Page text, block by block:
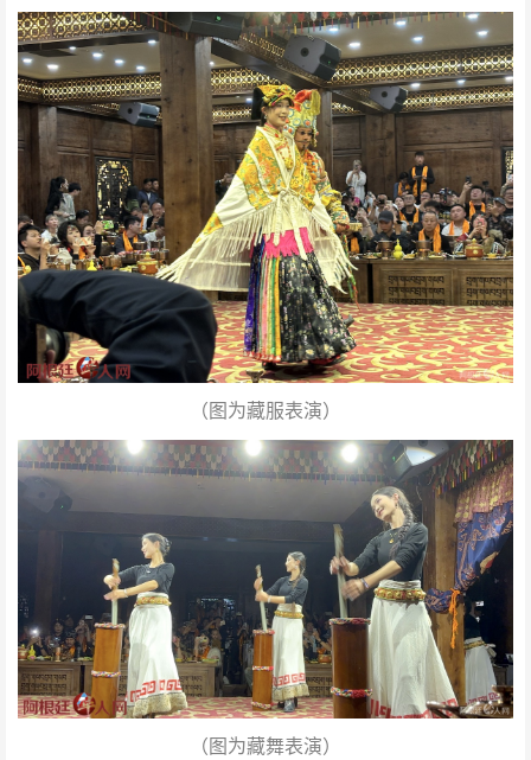
（图为藏服表演）
（图为藏舞表演）